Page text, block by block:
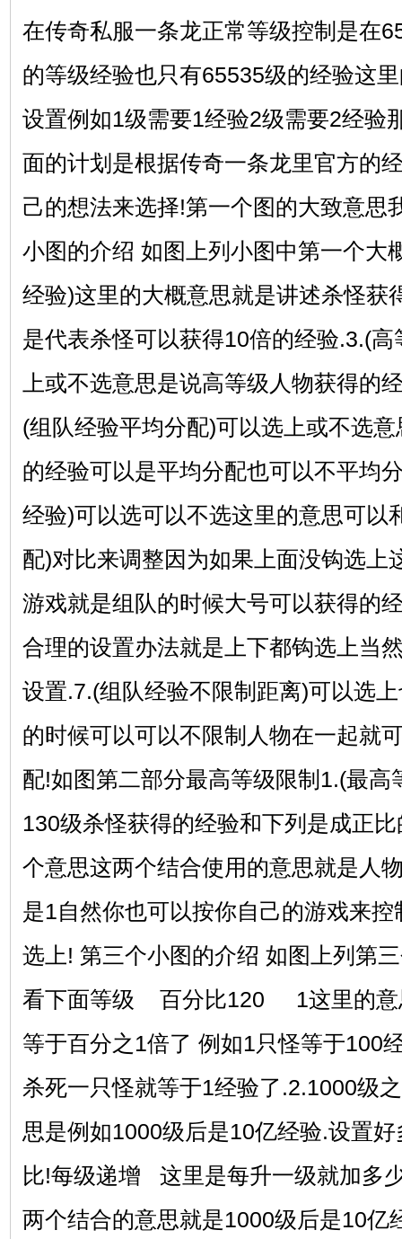
在传奇私服一条龙正常等级控制是在
的等级经验也只有65535级的经验这
设置例如1级需要1经验2级需要2经验
面的计划是根据传奇一条龙里官方的
己的想法来选择!第一个图的大致意思
小图的介绍 如图上列小图中第一个大
经验)这里的大概意思就是讲述杀怪获
是代表杀怪可以获得10倍的经验.3.(
上或不选意思是说高等级人物获得的
(组队经验平均分配)可以选上或不选
的经验可以是平均分配也可以不平均
经验)可以选可以不选这里的意思可以
配)对比来调整因为如果上面没钩选上
游戏就是组队的时候大号可以获得的
合理的设置办法就是上下都钩选上当
设置.7.(组队经验不限制距离)可以选
的时候可以可以不限制人物在一起就
配!如图第二部分最高等级限制1.(最高
130级杀怪获得的经验和下列是成正
个意思这两个结合使用的意思就是人
是1自然你也可以按你自己的游戏来
选上! 第三个小图的介绍 如图上列第
看下面等级 百分比120 1这里的意
等于百分之1倍了 例如1只怪等于100
杀死一只怪就等于1经验了.2.1000级
思是例如1000级后是10亿经验.设置
比!每级递增 这里是每升一级就加多
两个结合的意思就是1000级后是10亿